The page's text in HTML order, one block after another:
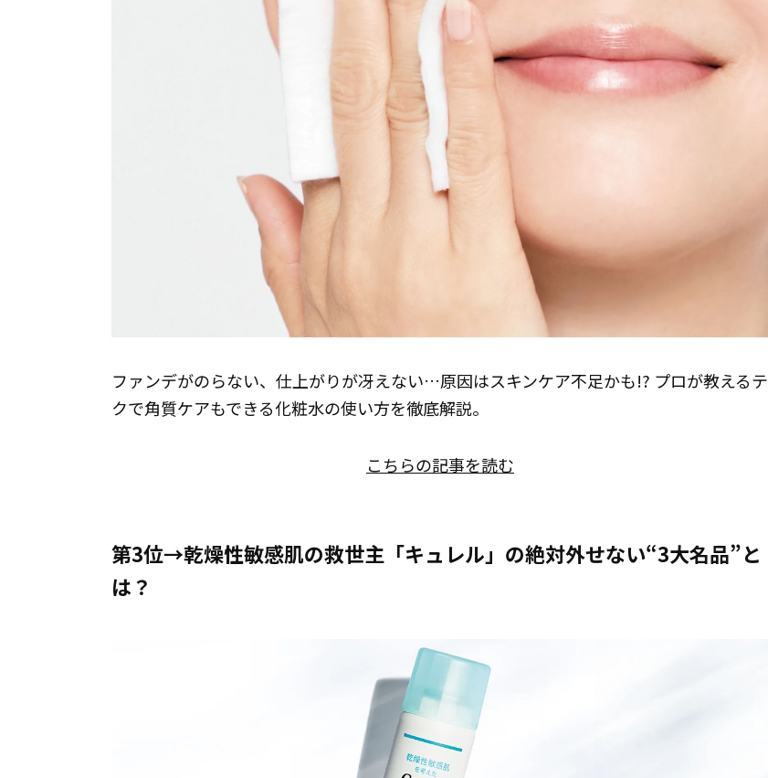
ファンデがのらない、仕上がりが冴えない…原因はスキンケア不足かも!? プロが教えるテ
クで角質ケアもできる化粧水の使い方を徹底解説。
こちらの記事を読む
第3位→乾燥性敏感肌の救世主「キュレル」の絶対外せない“3大名品”と
は？